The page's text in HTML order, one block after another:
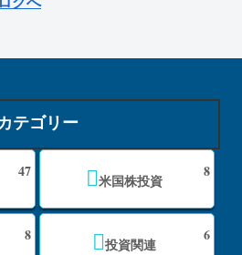
テゴリー
47
米国株投資
8
8
投資関連
6